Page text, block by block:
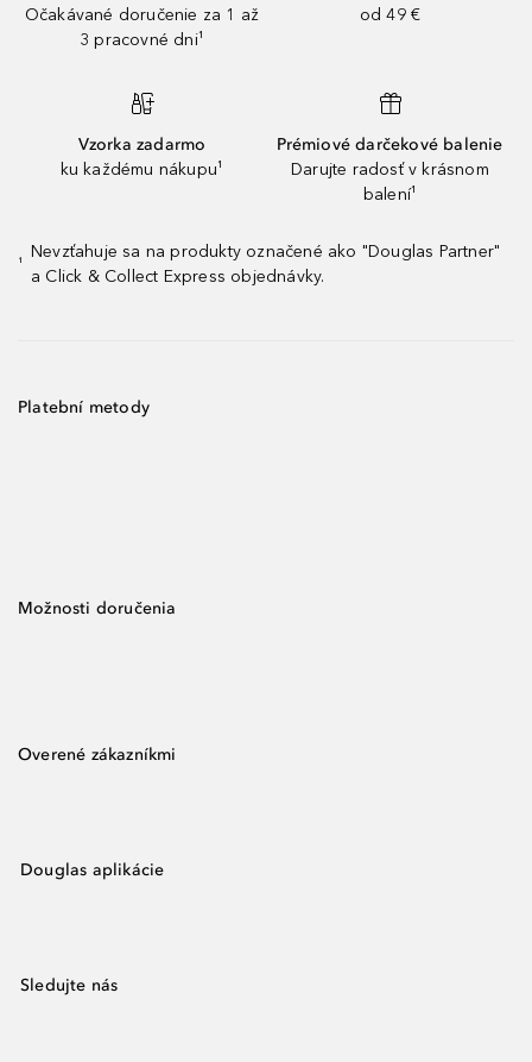
Očakávané doručenie za 1 až
3 pracovné dni¹
od 49 €
Vzorka zadarmo
ku každému nákupu¹
Prémiové darčekové balenie
Darujte radosť v krásnom
balení¹
¹
Nevzťahuje sa na produkty označené ako "Douglas Partner"
a Click & Collect Express objednávky.
Platební metody
Možnosti doručenia
Overené zákazníkmi
Douglas aplikácie
Sledujte nás